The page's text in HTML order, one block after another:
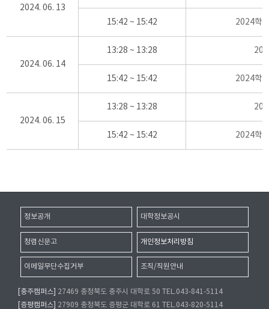
2024. 06. 13
15:42 ~ 15:42 2024학
2024. 06. 14
13:28 ~ 13:28
15:42 ~ 15:42 2024학
2024. 06. 15
13:28 ~ 13:28
15:42 ~ 15:42 2024학
정보공개 대학정보공시
청렴신문고 개인정보처리방침
이메일무단수집거부 조직/직원안내
[충주캠퍼스]
27469 충청북도 충주시 대학로 50 TEL.043-841-5114
[증평캠퍼스]
27909 충청북도 증평군 대학로 61 TEL.043-820-5114